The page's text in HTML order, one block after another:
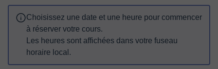
Choisissez une date et une heure pour commencer
à réserver votre cours.
Les heures sont affichées dans votre fuseau
horaire local.